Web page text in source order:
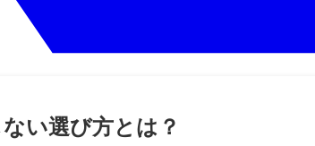
い選び方とは？